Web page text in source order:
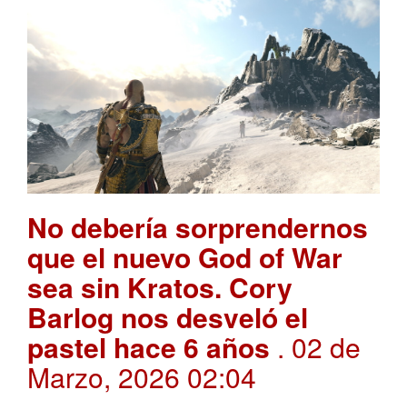
No debería sorprendernos
que el nuevo God of War
sea sin Kratos. Cory
Barlog nos desveló el
pastel hace 6 años . 02 de
Marzo, 2026 02:04